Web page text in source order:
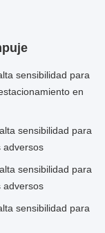
sensibilidad para
en
sensibilidad para
adversos
sensibilidad para
adversos
sensibilidad para